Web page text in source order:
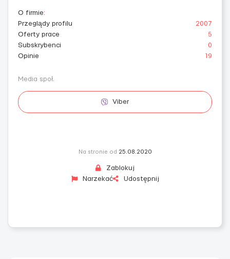
O firmie:
Przeglądy profilu
2007
Oferty prace
5
Subskrybenci
0
Opinie
19
Media społ.
Viber
Na stronie od 25.08.2020
Zablokuj
Narzekać
Udostępnij